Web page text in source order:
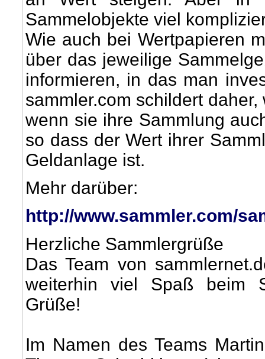
Sammelobjekte viel
Wie auch bei Wertpapieren
über das jeweilige
informieren, in das man
sammler.com schildert
wenn sie ihre Sammlung
so dass der Wert ihrer
Geldanlage ist.
Mehr darüber:
http://www.sammler.com/
Herzliche Sammlergrüße
Das Team von
weiterhin viel Spaß beim
Grüße!
Im Namen des Teams